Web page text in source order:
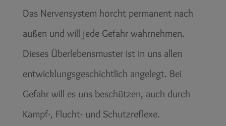
Das Nervensystem horcht permanent nach
außen und will jede Gefahr wahrnehmen.
Dieses Überlebensmuster ist in uns allen
entwicklungsgeschichtlich angelegt. Bei
Gefahr will es uns beschützen, auch durch
Kampf-, Flucht- und Schutzreflexe.